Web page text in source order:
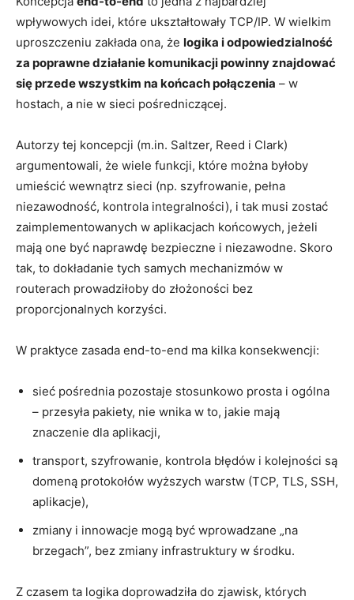
wpływowych idei, które ukształtowały TCP/IP. W wielkim
uproszczeniu zakłada ona, że logika i odpowiedzialność
za poprawne działanie komunikacji powinny znajdować
się przede wszystkim na końcach połączenia – w
hostach, a nie w sieci pośredniczącej.
Autorzy tej koncepcji (m.in. Saltzer, Reed i Clark)
argumentowali, że wiele funkcji, które można byłoby
umieścić wewnątrz sieci (np. szyfrowanie, pełna
niezawodność, kontrola integralności), i tak musi zostać
zaimplementowanych w aplikacjach końcowych, jeżeli
mają one być naprawdę bezpieczne i niezawodne. Skoro
tak, to dokładanie tych samych mechanizmów w
routerach prowadziłoby do złożoności bez
proporcjonalnych korzyści.
W praktyce zasada end-to-end ma kilka konsekwencji:
sieć pośrednia pozostaje stosunkowo prosta i ogólna
– przesyła pakiety, nie wnika w to, jakie mają
znaczenie dla aplikacji,
transport, szyfrowanie, kontrola błędów i kolejności są
domeną protokołów wyższych warstw (TCP, TLS, SSH,
aplikacje),
zmiany i innowacje mogą być wprowadzane „na
brzegach”, bez zmiany infrastruktury w środku.
Z czasem ta logika doprowadziła do zjawisk, których